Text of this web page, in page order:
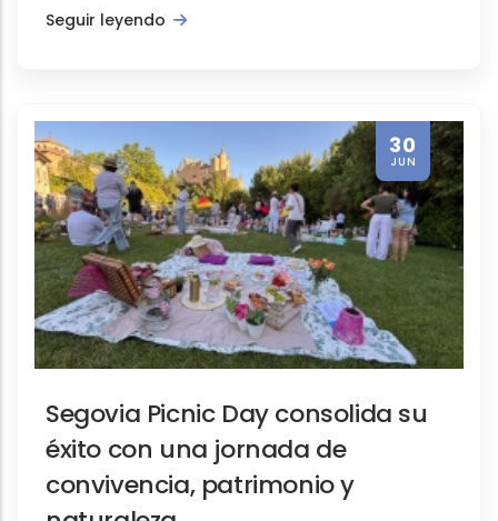
Seguir leyendo
30
JUN
Segovia Picnic Day consolida su
éxito con una jornada de
convivencia, patrimonio y